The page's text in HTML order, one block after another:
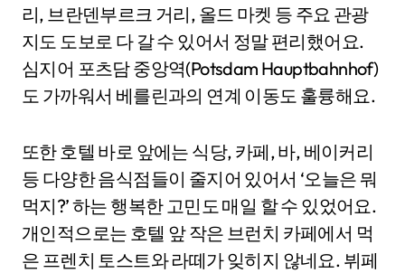
리, 브란덴부르크 거리, 올드 마켓 등 주요 관광
지도 도보로 다 갈 수 있어서 정말 편리했어요.
심지어 포츠담 중앙역(Potsdam Hauptbahnhof)
도 가까워서 베를린과의 연계 이동도 훌륭해요.
또한 호텔 바로 앞에는 식당, 카페, 바, 베이커리
등 다양한 음식점들이 줄지어 있어서 ‘오늘은 뭐
먹지?’ 하는 행복한 고민도 매일 할 수 있었어요.
개인적으로는 호텔 앞 작은 브런치 카페에서 먹
은 프렌치 토스트와 라떼가 잊히지 않네요. 뷔페